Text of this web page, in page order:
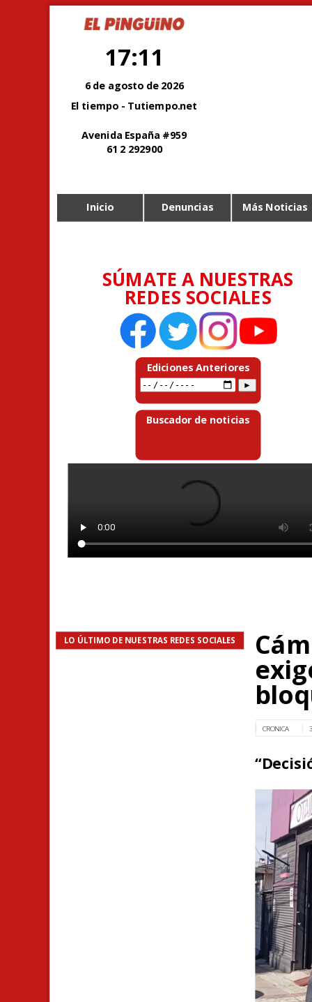
17:11
6 de agosto de 2026
El tiempo - Tutiempo.net
Avenida España #959
61 2 292900
Inicio Denuncias Más Noticias
SÚMATE A NUESTRAS
REDES SOCIALES
Ediciones Anteriores
Buscador de noticias
LO ÚLTIMO DE NUESTRAS REDES SOCIALES
CRONICA